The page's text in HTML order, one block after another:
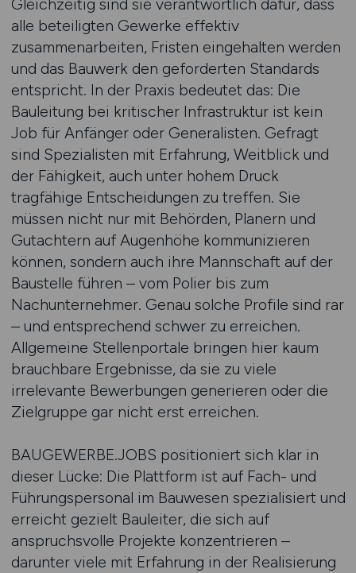
Gleichzeitig sind sie verantwortlich dafür, dass
alle beteiligten Gewerke effektiv
zusammenarbeiten, Fristen eingehalten werden
und das Bauwerk den geforderten Standards
entspricht. In der Praxis bedeutet das: Die
Bauleitung bei kritischer Infrastruktur ist kein
Job für Anfänger oder Generalisten. Gefragt
sind Spezialisten mit Erfahrung, Weitblick und
der Fähigkeit, auch unter hohem Druck
tragfähige Entscheidungen zu treffen. Sie
müssen nicht nur mit Behörden, Planern und
Gutachtern auf Augenhöhe kommunizieren
können, sondern auch ihre Mannschaft auf der
Baustelle führen – vom Polier bis zum
Nachunternehmer. Genau solche Profile sind rar
– und entsprechend schwer zu erreichen.
Allgemeine Stellenportale bringen hier kaum
brauchbare Ergebnisse, da sie zu viele
irrelevante Bewerbungen generieren oder die
Zielgruppe gar nicht erst erreichen.
BAUGEWERBE.JOBS positioniert sich klar in
dieser Lücke: Die Plattform ist auf Fach- und
Führungspersonal im Bauwesen spezialisiert und
erreicht gezielt Bauleiter, die sich auf
anspruchsvolle Projekte konzentrieren –
darunter viele mit Erfahrung in der Realisierung